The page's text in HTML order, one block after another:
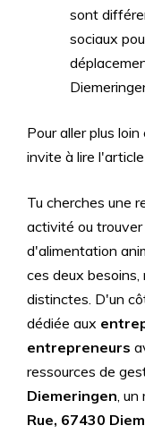
sont
sociaux
Pour aller plus
invite à lire
Tu cherches une
activité ou
d'alimentation
ces deux
distinctes. D'un
dédiée aux
entrepreneurs
ressources de
Diemeringen, un
Rue, 67430